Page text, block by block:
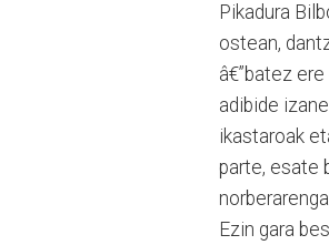
Pikadura
ostean,
â€”batez
adibide
ikastaroak
parte, esate
Ezin gara